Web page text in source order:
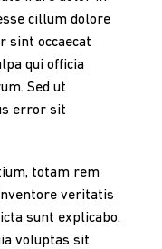
cillum dolore
sint occaecat
qui officia
Sed ut
error sit
totam rem
veritatis
sunt explicabo.
voluptas sit